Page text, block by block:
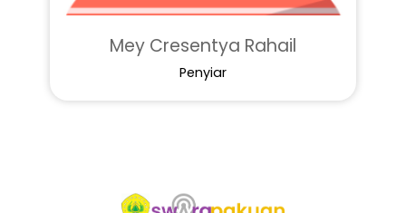
Mey Cresentya Rahail
Penyiar